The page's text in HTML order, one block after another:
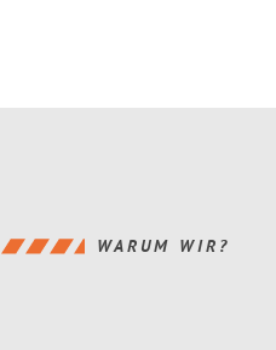
WARUM WIR?